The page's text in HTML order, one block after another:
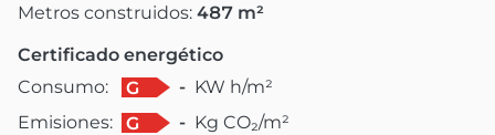
Metros construidos: 487 m²
Certificado energético
Consumo:
G - KW h/m²
Emisiones:
G - Kg CO₂/m²